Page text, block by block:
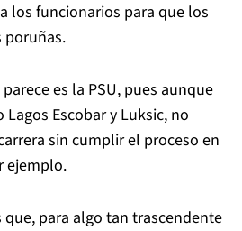
los funcionarios para que los
poruñas.
es la PSU, pues aunque
Lagos Escobar y Luksic, no
sin cumplir el proceso en
ejemplo.
que, para algo tan trascendente